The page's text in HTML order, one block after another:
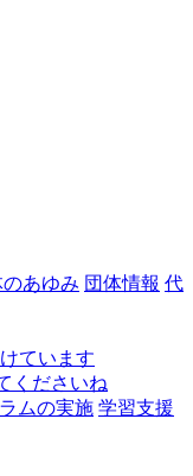
のあゆみ 団体情報 代
ています
くださいね
ムの実施 学習支援